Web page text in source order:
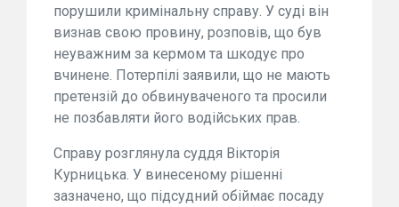
порушили кримінальну справу. У суді він
визнав свою провину, розповів, що був
неуважним за кермом та шкодує про
вчинене. Потерпілі заявили, що не мають
претензій до обвинуваченого та просили
не позбавляти його водійських прав.
Справу розглянула суддя Вікторія
Курницька. У винесеному рішенні
зазначено, що підсудний обіймає посаду